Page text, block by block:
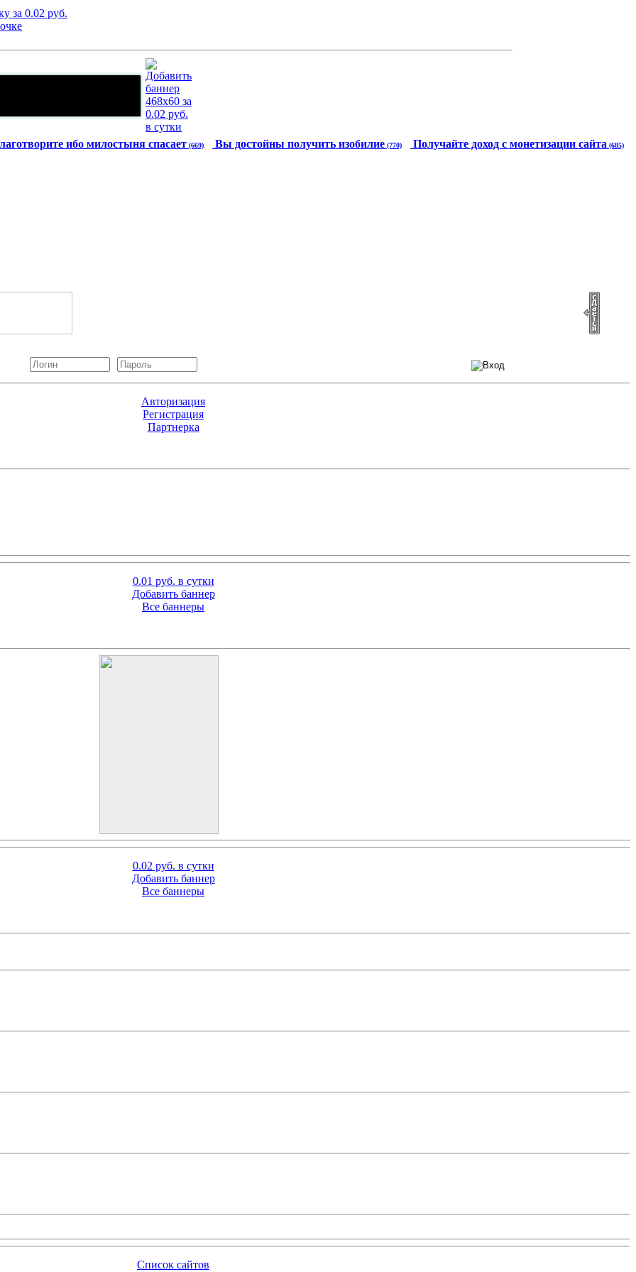
ибо милостыня спасает (669) Вы достойны получить изобилие (770) Получайте доход с монетизации сайта (685)
Авторизация
Регистрация
Партнерка
0.01 руб. в сутки
Добавить баннер
Все баннеры
0.02 руб. в сутки
Добавить баннер
Все баннеры
Список сайтов